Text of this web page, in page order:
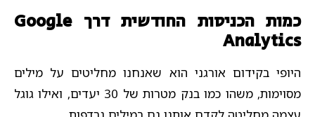
כמות הכניסות החודשית דרך Google
Analytics
היופי בקידום אורגני הוא שאנחנו מחליטים על מילים
מסוימות, משהו כמו בנק מטרות של 30 יעדים, ואילו גוגל